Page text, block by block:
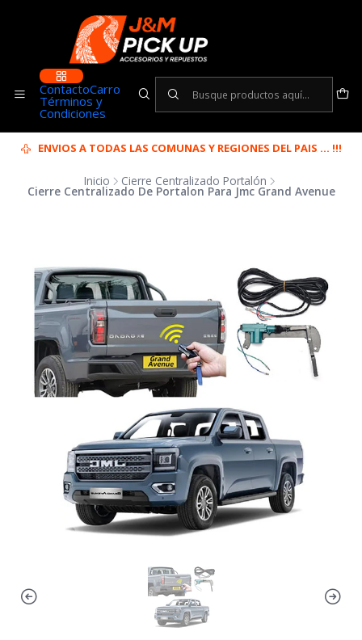
ContactoCarro
Términos y
Condiciones
ENVIOS A TODAS LAS COMUNAS Y REGIONES DEL PAIS ... !!!
Inicio Cierre Centralizado Portalón
Cierre Centralizado De Portalon Para Jmc Grand Avenue